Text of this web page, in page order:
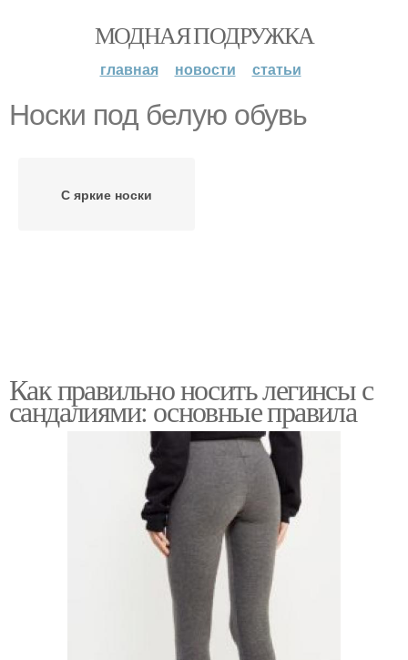
МОДНАЯ ПОДРУЖКА
главная новости статьи
Носки под белую обувь
С яркие носки
Как правильно носить легинсы с
сандалиями: основные правила